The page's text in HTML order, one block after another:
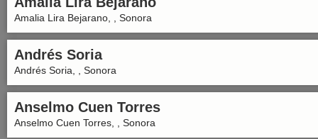
Amalia Lira Bejarano, , Sonora
Andrés Soria
Andrés Soria, , Sonora
Anselmo Cuen Torres
Anselmo Cuen Torres, , Sonora